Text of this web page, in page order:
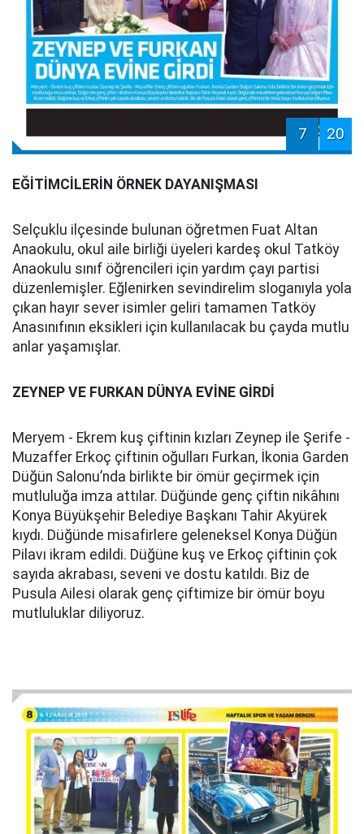
7 20
EĞİTİMCİLERİN ÖRNEK DAYANIŞMASI
Selçuklu ilçesinde bulunan öğretmen Fuat Altan
Anaokulu, okul aile birliği üyeleri kardeş okul Tatköy
Anaokulu sınıf öğrencileri için yardım çayı partisi
düzenlemişler. Eğlenirken sevindirelim sloganıyla yola
çıkan hayır sever isimler geliri tamamen Tatköy
Anasınıfının eksikleri için kullanılacak bu çayda mutlu
anlar yaşamışlar.
ZEYNEP VE FURKAN DÜNYA EVİNE GİRDİ
Meryem - Ekrem kuş çiftinin kızları Zeynep ile Şerife -
Muzaffer Erkoç çiftinin oğulları Furkan, İkonia Garden
Düğün Salonu’nda birlikte bir ömür geçirmek için
mutluluğa imza attılar. Düğünde genç çiftin nikâhını
Konya Büyükşehir Belediye Başkanı Tahir Akyürek
kıydı. Düğünde misafirlere geleneksel Konya Düğün
Pilavı ikram edildi. Düğüne kuş ve Erkoç çiftinin çok
sayıda akrabası, seveni ve dostu katıldı. Biz de
Pusula Ailesi olarak genç çiftimize bir ömür boyu
mutluluklar diliyoruz.